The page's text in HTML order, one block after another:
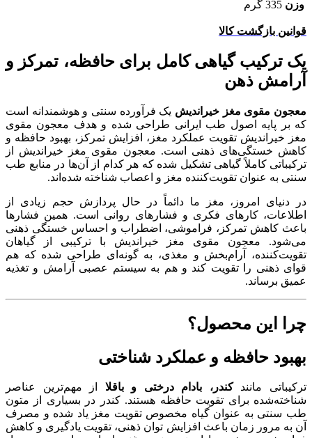
وزن 335 گرم
قوانین بازگشت کالا
یک ترکیب گیاهی کامل برای حافظه، تمرکز و
آرامش ذهن
معجون مقوی مغز خیراندیش یک فرآورده سنتی و هوشمندانه است
که بر پایه اصول طب ایرانی طراحی شده و هدف معجون مقوی
مغز خیراندیش تقویت عملکرد مغز، افزایش تمرکز، بهبود حافظه و
کاهش خستگی‌های ذهنی است. معجون مقوی مغز خیراندیش از
ترکیباتی کاملاً گیاهی تشکیل شده که هر کدام از آن‌ها در منابع طب
سنتی به عنوان تقویت‌کننده مغز و اعصاب شناخته شده‌اند.
در دنیای امروز، مغز ما دائماً در حال پردازش حجم زیادی از
اطلاعات، کارهای فکری و فشارهای روانی است. همین فشارها
باعث کاهش تمرکز، فراموشی، اضطراب و احساس خستگی ذهنی
می‌شود. معجون مقوی مغز خیراندیش با ترکیبی از گیاهان
تقویت‌کننده، آرام‌بخش و مغذی، به گونه‌ای طراحی شده که هم
قوای ذهنی را تقویت کند و هم به سیستم عصبی آرامش و تغذیه
عمیق برساند.
چرا این محصول؟
بهبود حافظه و عملکرد شناختی
ترکیباتی مانندکندر، بادام درختی و باقلا از مهم‌ترین عناصر
شناخته‌شده برای تقویت حافظه هستند. کندر در بسیاری از متون
طب سنتی به عنوان گیاه مخصوص تقویت مغز یاد شده و مصرف
آن به مرور زمان باعث افزایش توان ذهنی، تقویت یادگیری و کاهش